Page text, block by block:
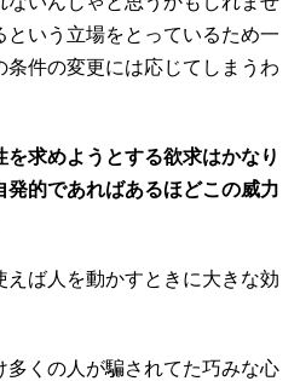
という立場をとっているため一
件の変更には応じてしまうわ
を求めようとする欲求はかなり
的であればあるほどこの威力
ば人を動かすときに大きな効
くの人が騙されてた巧みな心